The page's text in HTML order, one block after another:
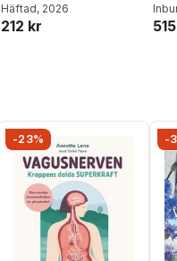
Häftad, 2026
212 kr
-23% -